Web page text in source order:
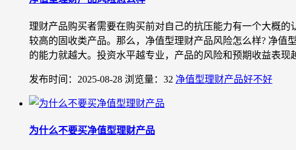
理财产品购买者需要在购买前对自己的抗压能力有一个大概
较高的固收类产品。那么，净值型理财产品风险怎么样? 净值
的能力就越大。投资水平越专业，产品的风险和预期收益表现
发布时间：2025-08-28 浏览量：32 净值型理财产品好不好
为什么不要买净值型理财产品